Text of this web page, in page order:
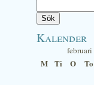
Kalender
M Ti O To